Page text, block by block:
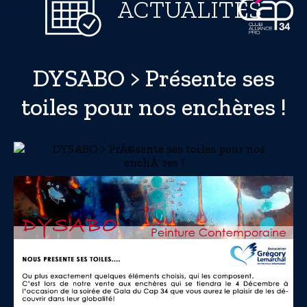
ACTUALITÉS
DYSABO > Présente ses
toiles pour nos enchères !